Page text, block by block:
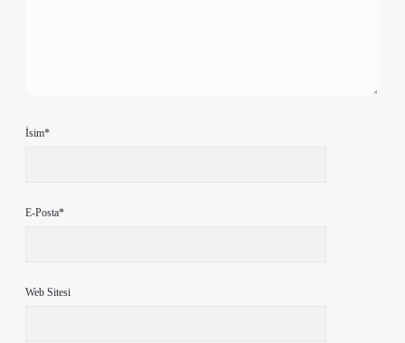
İsim*
E-Posta*
Web Sitesi